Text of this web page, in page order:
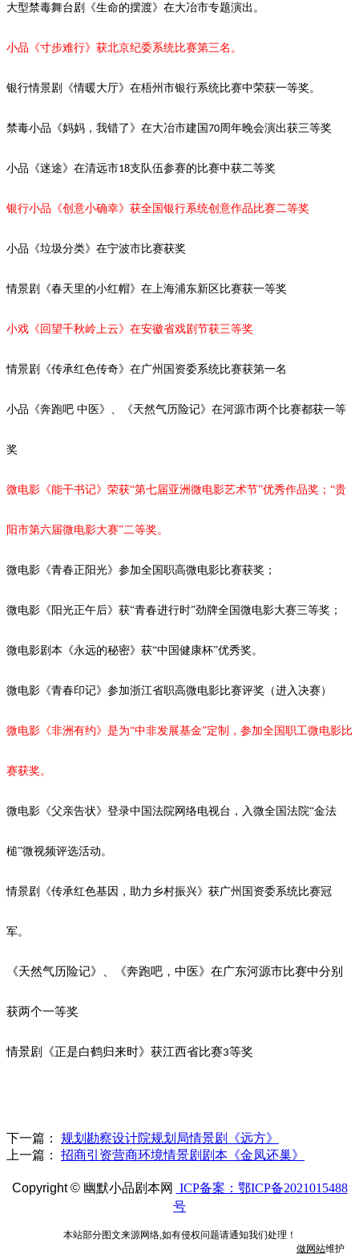
大型禁毒舞台剧《生命的摆渡》 在大冶市专题演出。
小品《寸步难行》获北京纪委系统比赛第三名。
银行情景剧《情暖大厅》在梧州市银行系统比赛中荣获一等奖。
禁毒小品《妈妈，我错了》在大冶市建国70周年晚会演出获三等奖
小品《迷途》在清远市18支队伍参赛的比赛中获二等奖
银行小品《创意小确幸》获全国银行系统创意作品比赛二等奖
小品《垃圾分类》在宁波市比赛获奖
情景剧 《春天里的小红帽》在上海浦东新区比赛获一等奖
小戏《回望千秋岭上云》在安徽省戏剧节获三等奖
情景剧《传承红色传奇》在广州国资委系统比赛获第一名
小品《奔跑吧 中医》、《天然气历险记》在河源市两个比赛都获一等
奖
微电影《能干书记》荣获“第七届亚洲微电影艺术节”优秀作品奖；“贵
阳市第六届微电影大赛”二等奖。
微电影《青春正阳光》参加全国职高微电影比赛获奖；
微电影《阳光正午后》获“青春进行时”劲牌全国微电影大赛三等奖；
微电影剧本《永远的秘密》获“中国健康杯”优秀奖。
微电影《青春印记》参加浙江省职高微电影比赛评奖（进入决赛）
微电影《非洲有约》是为“中非发展基金”定制，参加全国职工微电影比
赛获奖。
微电影《父亲告状》登录中国法院网络电视台，入微全国法院“金法
槌”微视频评选活动。
情景剧《传承红色基因，助力乡村振兴》获广州国资委系统比赛冠
军。
《天然气历险记》、《奔跑吧，中医》在广东河源市比赛中分别
获两个一等奖
情景剧《正是白鹤归来时》获江西省比赛3等奖
下一篇：
规划勘察设计院规划局情景剧《远方》
上一篇：
招商引资营商环境情景剧剧本《金凤还巢》
Copyright © 幽默小品剧本网
ICP备案：鄂ICP备2021015488
号
本站部分图文来源网络,如有侵权问题请通知我们处理！
做网站维护